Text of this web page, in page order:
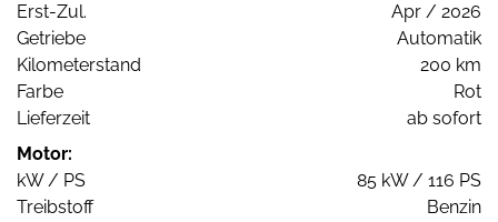
Erst-Zul.
Apr / 2026
Getriebe
Automatik
Kilometerstand
200 km
Farbe
Rot
Lieferzeit
ab sofort
Motor:
kW / PS
85 kW / 116 PS
Treibstoff
Benzin